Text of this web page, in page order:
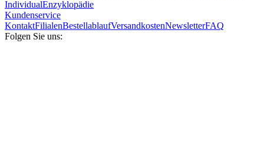
IndividualEnzyklopädie
Kundenservice
KontaktFilialenBestellablaufVersandkostenNewsletterFAQ
Folgen Sie uns: